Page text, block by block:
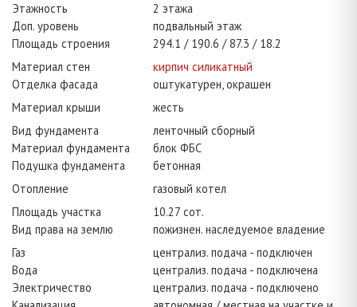
Этажность
2 этажа
Доп. уровень
подвальный этаж
Площадь строения
294.1 190.6 87.3
18.2
Материал стен
кирпич силикатный
Отделка фасада
оштукатурен, окрашен
Материал крыши
жесть
Вид фундамента
ленточный сборный
Материал фундамента
блок ФБС
Подушка фундамента
бетонная
Отопление
газовый котел
Площадь участка
10.27 сот.
Вид права на землю
пожизнен. наследуемое владение
Газ
централиз. подача - подключен
Вода
централиз. подача - подключена
Электричество
централиз. подача - подключено